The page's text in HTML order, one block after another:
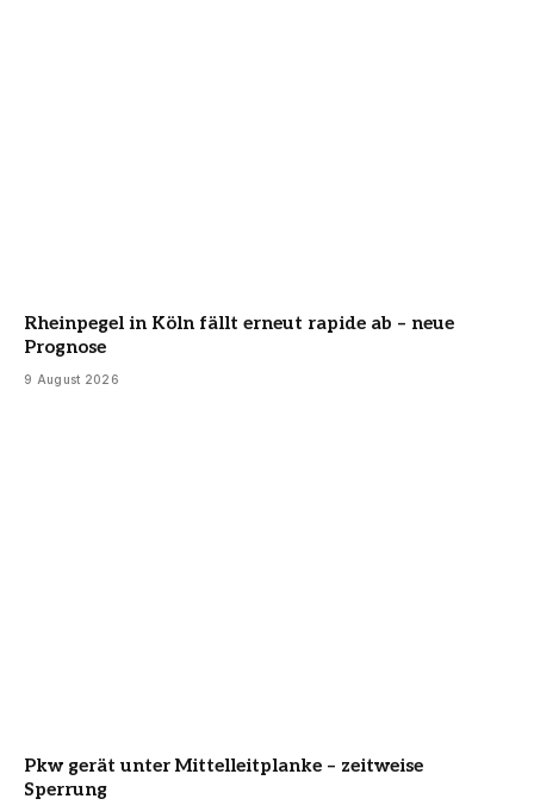
Rheinpegel in Köln fällt erneut rapide ab – neue
Prognose
9 August 2026
Pkw gerät unter Mittelleitplanke – zeitweise
Sperrung